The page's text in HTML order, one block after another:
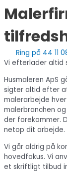
Ring på 44 11
Vi efterlader altid
Husmaleren ApS
sigter altid efter
malerarbejde
malerbranchen
der forekommer.
netop dit arbejde.
Vi går aldrig på
hovedfokus. Vi
et skriftligt tilbud